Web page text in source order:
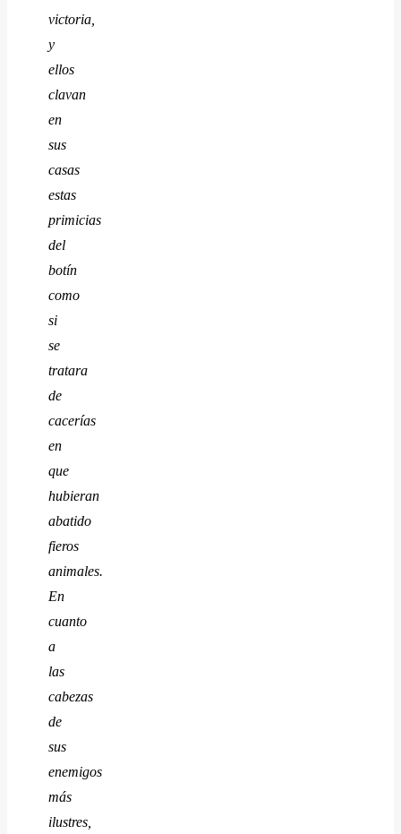
victoria,
y
ellos
clavan
en
sus
casas
estas
primicias
del
botín
como
si
se
tratara
de
cacerías
en
que
hubieran
abatido
fieros
animales.
En
cuanto
a
las
cabezas
de
sus
enemigos
más
ilustres,